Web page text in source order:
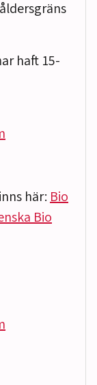
haft 15-
här:Bio
Bio